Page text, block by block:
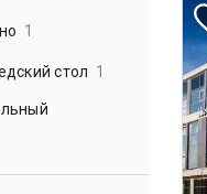
1
стол 1